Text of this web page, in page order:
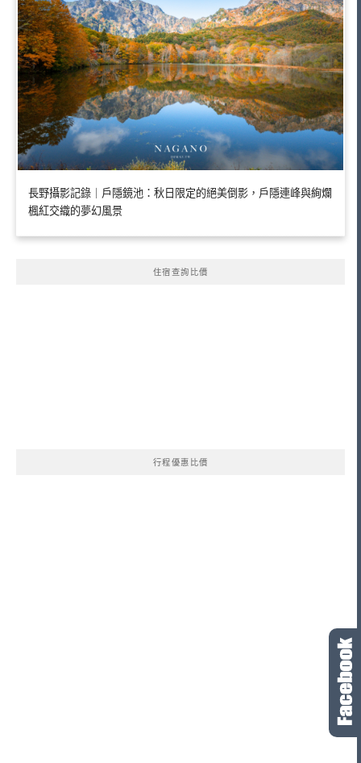
長野攝影記錄｜戶隱鏡池：秋日限定的絕美倒影，戶隱連峰與絢爛
楓紅交織的夢幻風景
住宿查詢比價
行程優惠比價